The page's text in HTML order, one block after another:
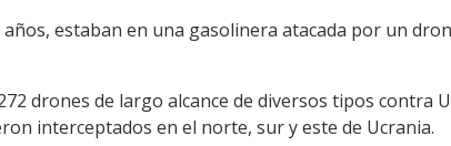
años, estaban en una gasolinera atacada por un
drones de largo alcance de diversos tipos contra
interceptados en el norte, sur y este de Ucrania.